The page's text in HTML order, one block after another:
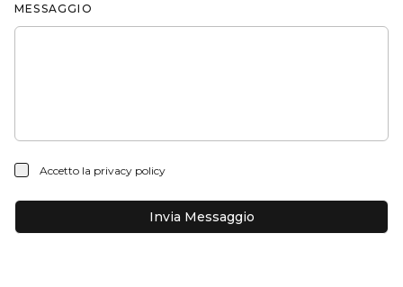
MESSAGGIO
Accetto la privacy policy
Invia Messaggio